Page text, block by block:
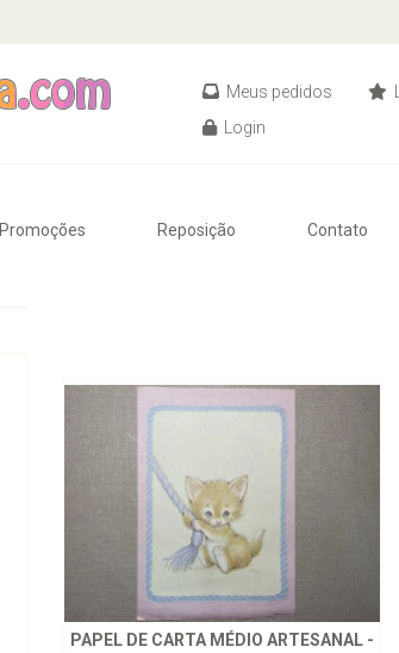
Meus pedidos
Login
Promoções Reposição Contato
PAPEL DE CARTA MÉDIO ARTESANAL -